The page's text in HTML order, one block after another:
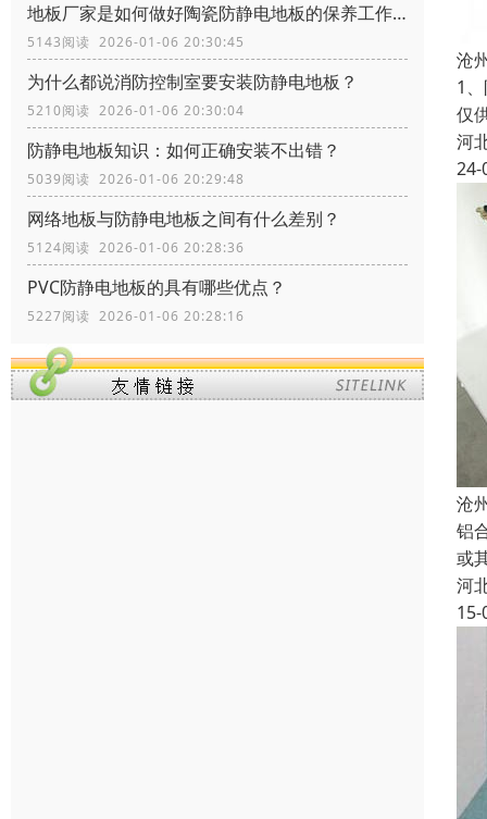
地板厂家是如何做好陶瓷防静电地板的保养工作？
5143阅读 2026-01-06 20:30:45
为什么都说消防控制室要安装防静电地板？
5210阅读 2026-01-06 20:30:04
防静电地板知识：如何正确安装不出错？
5039阅读 2026-01-06 20:29:48
网络地板与防静电地板之间有什么差别？
5124阅读 2026-01-06 20:28:36
PVC防静电地板的具有哪些优点？
5227阅读 2026-01-06 20:28:16
沧
1
仅
河
24-
沧
铝
或
河
15-